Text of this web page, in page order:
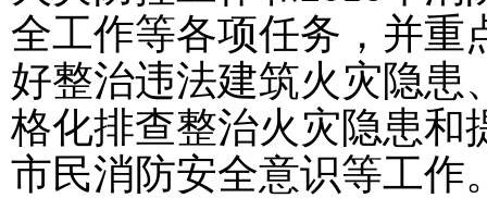
全工作等各项任务，并重
好整治违法建筑火灾隐患
格化排查整治火灾隐患和
市民消防安全意识等工作